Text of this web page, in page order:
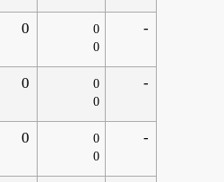
0
0
0
-
0
0
0
-
0
0
0
-